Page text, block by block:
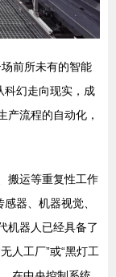
前所未有的智能
科幻走向现实，成
产流程的自动化，
搬运等重复性工作
器、机器视觉、
机器人已经具备了
人工厂”或“黑灯工